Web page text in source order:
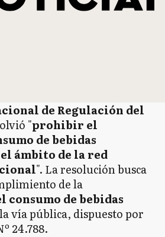
de Regulación del
"prohibir el
de bebidas
ámbito de la red
". La resolución busca
de la
de bebidas
vía pública, dispuesto por
24.788.